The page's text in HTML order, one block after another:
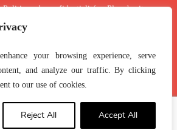
your browsing experience, serve
and analyze our traffic. By clicking
to our use of cookies.
Reject All Accept All
Politique de confidentialité Plan du site